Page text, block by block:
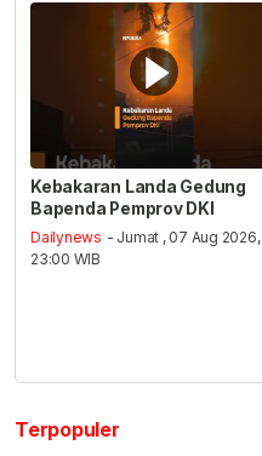
Kebakaran Landa Gedung
Bapenda Pemprov DKI
Dailynews - Jumat , 07 Aug 2026,
23:00 WIB
Terpopuler